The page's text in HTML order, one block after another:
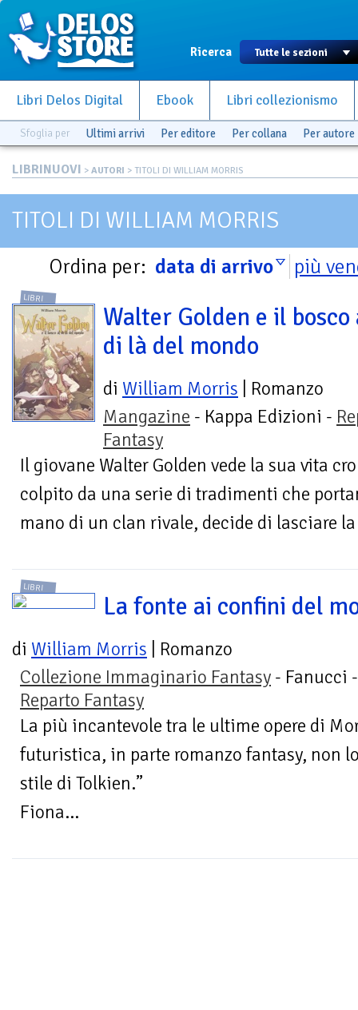
Ricerca
Libri Delos Digital Ebook Libri collezionismo
Sfoglia per Ultimi arrivi Per editore Per collana Per autore
LIBRINUOVI > AUTORI > TITOLI DI WILLIAM MORRIS
TITOLI DI WILLIAM MORRIS
Ordina per: data di arrivo più
LIBRI
Walter Golden e il bosco
di là del mondo
di William Morris | Romanzo
Mangazine - Kappa Edizioni -
Fantasy
Il giovane Walter Golden vede la sua vita
colpito da una serie di tradimenti che
mano di un clan rivale, decide di lasciare
LIBRI
La fonte ai confini del
di William Morris | Romanzo
Collezione Immaginario Fantasy - Fanucci -
Reparto Fantasy
La più incantevole tra le ultime opere di
futuristica, in parte romanzo fantasy, non
stile di Tolkien.”
Fiona...